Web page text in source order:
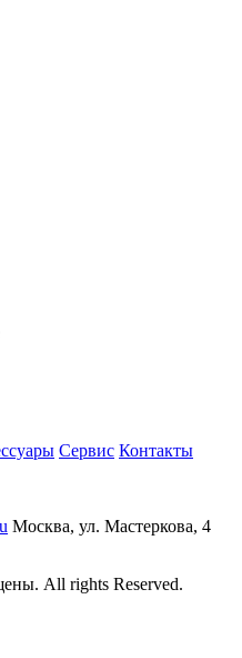
Сервис Контакты
Москва, ул. Мастеркова, 4
All rights Reserved.